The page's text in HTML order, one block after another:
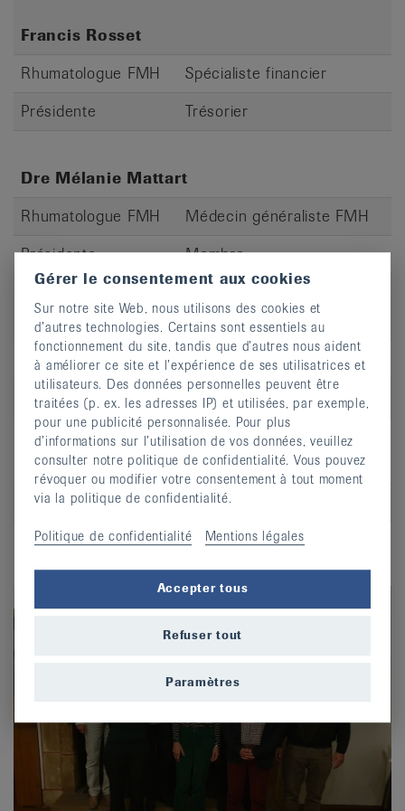
Francis Rosset
Rhumatologue FMH
Spécialiste financier
Présidente
Trésorier
Dre Mélanie Mattart
Rhumatologue FMH
Médecin généraliste FMH
Présidente
Membre
Dr Antoine Wildhaber
Rhumatologue FMH
Pharmacien
Présidente
Membre
Marie Louise Voyame
Rhumatologue FMH
Physiothérapeute
Présidente
Membre
Gérer le consentement aux cookies
Sur notre site Web, nous utilisons des cookies et
d’autres technologies. Certains sont essentiels au
fonctionnement du site, tandis que d’autres nous aident
à améliorer ce site et l’expérience de ses utilisatrices et
utilisateurs. Des données personnelles peuvent être
traitées (p. ex. les adresses IP) et utilisées, par exemple,
pour une publicité personnalisée. Pour plus
d’informations sur l’utilisation de vos données, veuillez
consulter notre politique de confidentialité. Vous pouvez
révoquer ou modifier votre consentement à tout moment
via la politique de confidentialité.
Politique de confidentialité Mentions légales
Accepter tous
Refuser tout
Paramètres